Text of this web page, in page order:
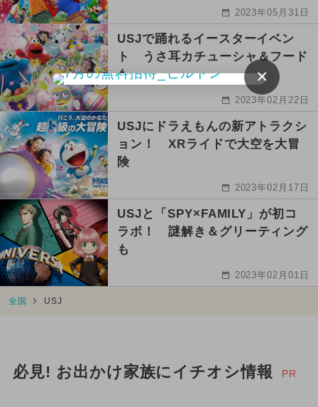
2023年05月31日
USJで踊れるイースターイベン
ト うさ耳カチューシャ＆フード
も
2023年02月22日
USJにドラえもんの新アトラクシ
ョン！ XRライドで大空を大冒
険
2023年02月17日
USJと「SPY×FAMILY」が初コ
ラボ！ 謎解き＆グリーティング
も
2023年02月01日
全国 USJ
必見! お出かけ家族にイチオシ情報 PR
×